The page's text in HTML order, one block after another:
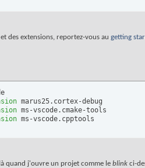
des extensions, reportez-vous au getting
marus25.cortex-debug
ms-vscode.cmake-tools
ms-vscode.cpptools
quand j'ouvre un projet comme le blink ci-